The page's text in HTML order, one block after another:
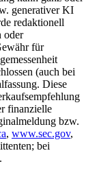
generativer KI
redaktionell
oder
für
(auch bei
Diese
finanzielle
bzw.
, www.sec.gov,
bei